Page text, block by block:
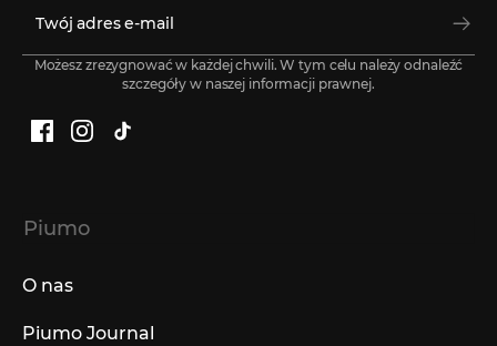
Możesz zrezygnować w każdej chwili. W tym celu należy odnaleźć
szczegóły w naszej informacji prawnej.
Facebook
Instagram
TikTok
Piumo
O nas
Piumo Journal